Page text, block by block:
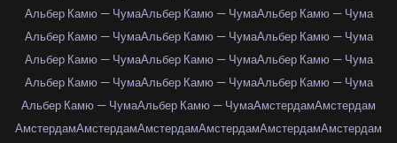
Альбер Камю — ЧумаАльбер Камю — ЧумаАльбер Камю — Чума
Альбер Камю — ЧумаАльбер Камю — ЧумаАльбер Камю — Чума
Альбер Камю — ЧумаАльбер Камю — ЧумаАльбер Камю — Чума
Альбер Камю — ЧумаАльбер Камю — ЧумаАльбер Камю — Чума
Альбер Камю — ЧумаАльбер Камю — ЧумаАмстердамАмстердам
АмстердамАмстердамАмстердамАмстердамАмстердамАмстердам